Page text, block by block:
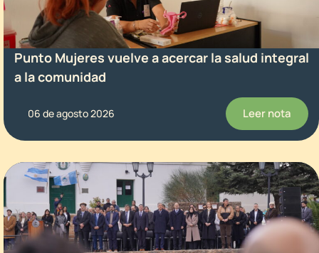
Punto Mujeres vuelve a acercar la salud integral
a la comunidad
06 de agosto 2026 Leer nota